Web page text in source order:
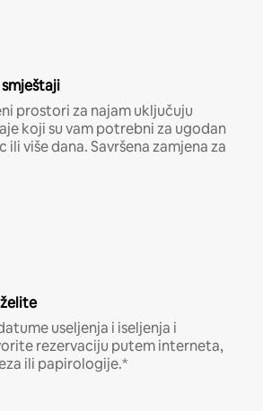
prostori za najam uključuju
koji su vam potrebni za ugodan
ili više dana. Savršena zamjena za
useljenja i iseljenja i
rezervaciju putem interneta,
ili papirologije.*